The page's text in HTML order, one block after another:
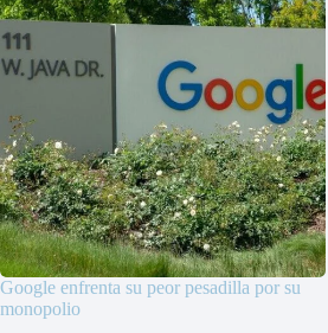
Google enfrenta su peor pesadilla por su
monopolio